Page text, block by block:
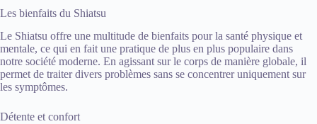
Les bienfaits du Shiatsu
Le Shiatsu offre une multitude de bienfaits pour la santé physique et
mentale, ce qui en fait une pratique de plus en plus populaire dans
notre société moderne. En agissant sur le corps de manière globale, il
permet de traiter divers problèmes sans se concentrer uniquement sur
les symptômes.
Détente et confort